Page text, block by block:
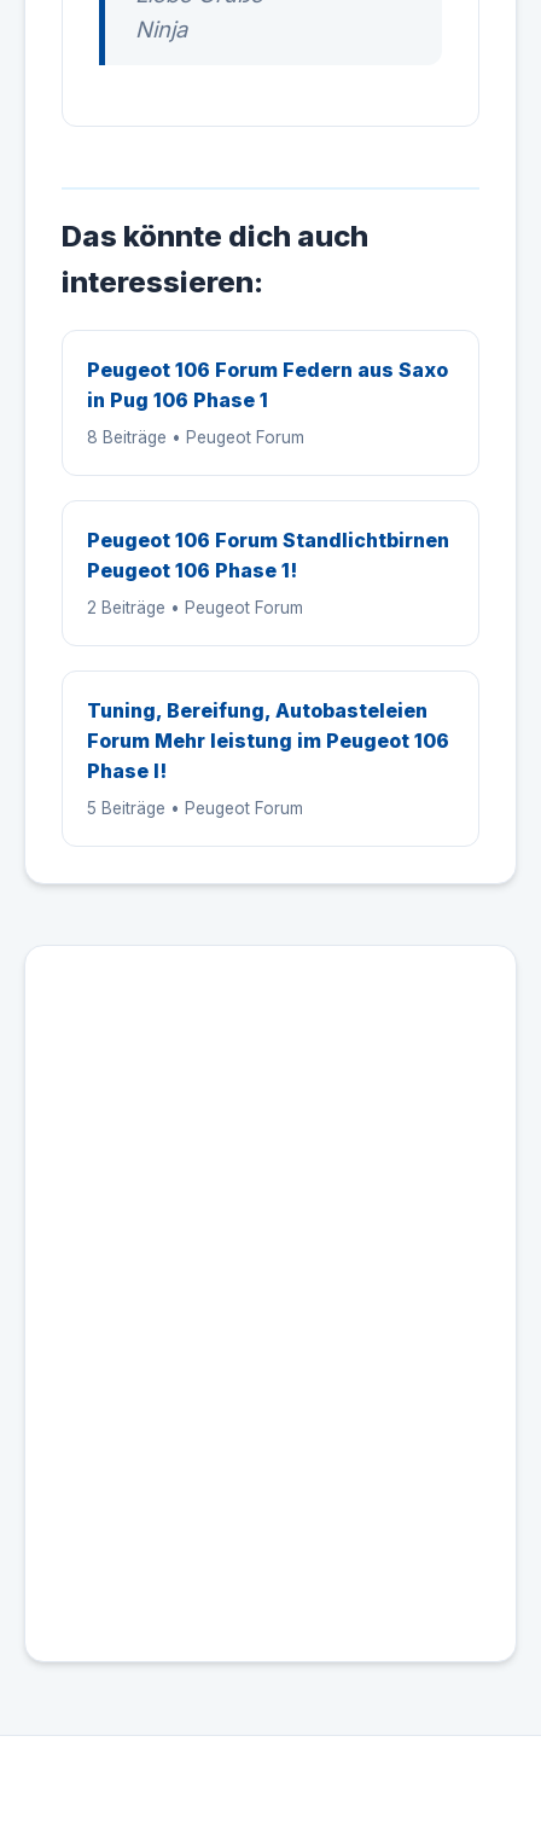
Ninja
Das könnte dich auch
interessieren:
Peugeot 106 Forum Federn aus Saxo
in Pug 106 Phase 1
8 Beiträge • Peugeot Forum
Peugeot 106 Forum Standlichtbirnen
Peugeot 106 Phase 1!
2 Beiträge • Peugeot Forum
Tuning, Bereifung, Autobasteleien
Forum Mehr leistung im Peugeot 106
Phase I!
5 Beiträge • Peugeot Forum